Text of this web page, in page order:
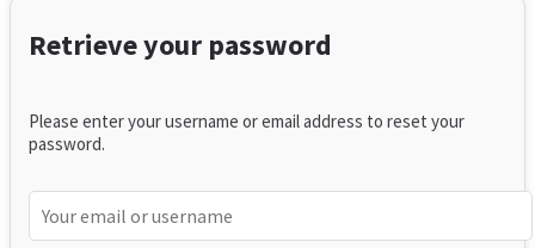
Retrieve your password
Please enter your username or email address to reset your
password.